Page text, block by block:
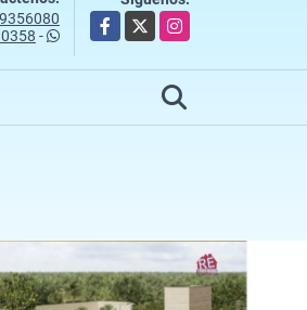
-
Facebook
X Instagram